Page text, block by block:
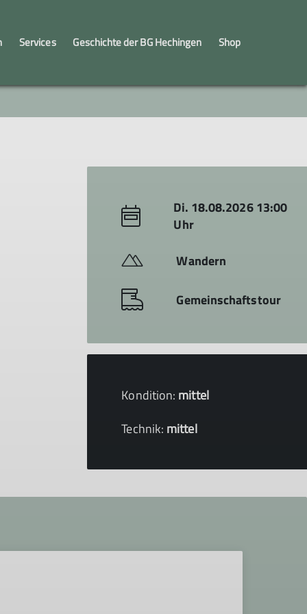
Jugendleiter*innen
Kooperation Schule - Verein
JuMa
Services Geschichte der BG Hechingen Shop
Di. 18.08.2026 13:00
Uhr
Wandern
Gemeinschaftstour
Kondition: mittel
Technik: mittel